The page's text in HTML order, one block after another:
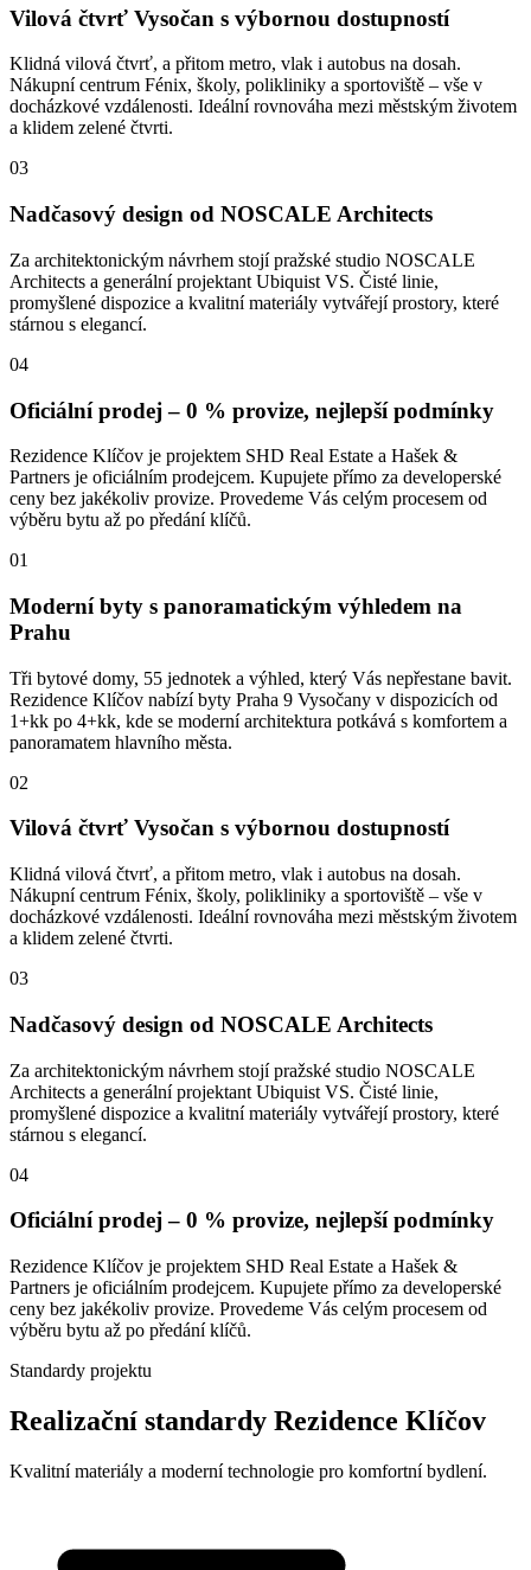
Vilová čtvrť Vysočan s výbornou dostupností
Klidná vilová čtvrť, a přitom metro, vlak i autobus na dosah.
Nákupní centrum Fénix, školy, polikliniky a sportoviště – vše v
docházkové vzdálenosti. Ideální rovnováha mezi městským životem
a klidem zelené čtvrti.
03
Nadčasový design od NOSCALE Architects
Za architektonickým návrhem stojí pražské studio NOSCALE
Architects a generální projektant Ubiquist VS. Čisté linie,
promyšlené dispozice a kvalitní materiály vytvářejí prostory, které
stárnou s elegancí.
04
Oficiální prodej – 0 % provize, nejlepší podmínky
Rezidence Klíčov je projektem SHD Real Estate a Hašek &
Partners je oficiálním prodejcem. Kupujete přímo za developerské
ceny bez jakékoliv provize. Provedeme Vás celým procesem od
výběru bytu až po předání klíčů.
01
Moderní byty s panoramatickým výhledem na
Prahu
Tři bytové domy, 55 jednotek a výhled, který Vás nepřestane bavit.
Rezidence Klíčov nabízí byty Praha 9 Vysočany v dispozicích od
1+kk po 4+kk, kde se moderní architektura potkává s komfortem a
panoramatem hlavního města.
02
Vilová čtvrť Vysočan s výbornou dostupností
Klidná vilová čtvrť, a přitom metro, vlak i autobus na dosah.
Nákupní centrum Fénix, školy, polikliniky a sportoviště – vše v
docházkové vzdálenosti. Ideální rovnováha mezi městským životem
a klidem zelené čtvrti.
03
Nadčasový design od NOSCALE Architects
Za architektonickým návrhem stojí pražské studio NOSCALE
Architects a generální projektant Ubiquist VS. Čisté linie,
promyšlené dispozice a kvalitní materiály vytvářejí prostory, které
stárnou s elegancí.
04
Oficiální prodej – 0 % provize, nejlepší podmínky
Rezidence Klíčov je projektem SHD Real Estate a Hašek &
Partners je oficiálním prodejcem. Kupujete přímo za developerské
ceny bez jakékoliv provize. Provedeme Vás celým procesem od
výběru bytu až po předání klíčů.
Standardy projektu
Realizační standardy Rezidence Klíčov
Kvalitní materiály a moderní technologie pro komfortní bydlení.